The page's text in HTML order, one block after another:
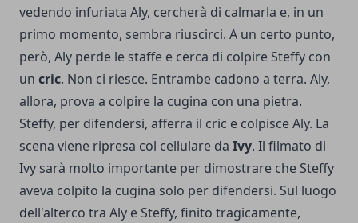
vedendo infuriata Aly, cercherà di calmarla e, in un
primo momento, sembra riuscirci. A un certo punto,
però, Aly perde le staffe e cerca di colpire Steffy con
un cric. Non ci riesce. Entrambe cadono a terra. Aly,
allora, prova a colpire la cugina con una pietra.
Steffy, per difendersi, afferra il cric e colpisce Aly. La
scena viene ripresa col cellulare da Ivy. Il filmato di
Ivy sarà molto importante per dimostrare che Steffy
aveva colpito la cugina solo per difendersi. Sul luogo
dell'alterco tra Aly e Steffy, finito tragicamente,